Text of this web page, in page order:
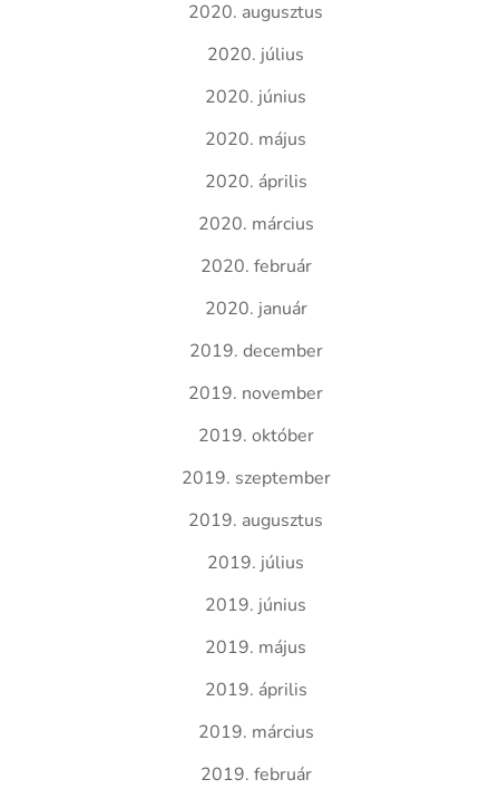
2020. augusztus
2020. július
2020. június
2020. május
2020. április
2020. március
2020. február
2020. január
2019. december
2019. november
2019. október
2019. szeptember
2019. augusztus
2019. július
2019. június
2019. május
2019. április
2019. március
2019. február